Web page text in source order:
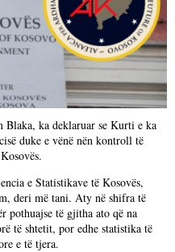
ka deklaruar se Kurti e ka
duke e vënë nën kontroll të
e Statistikave të Kosovës,
deri më tani. Aty në shifra të
pothuajse të gjitha ato që na
të shtetit, por edhe statistika të
e të tjera.